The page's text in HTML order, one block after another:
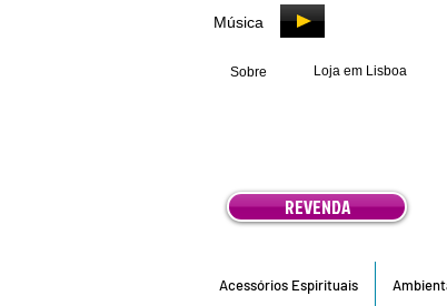
Música
Sobre Loja em Lisboa
REVENDA
Acessórios Espirituais